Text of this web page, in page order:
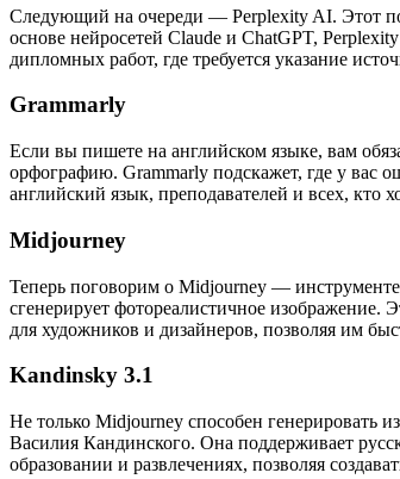
Следующий на очереди — Perplexity AI. Этот
основе нейросетей Claude и ChatGPT,
дипломных работ, где требуется указание
Grammarly
Если вы пишете на английском языке, вам
орфографию. Grammarly подскажет, где у вас
английский язык, преподавателей и всех, кто
Midjourney
Теперь поговорим о Midjourney —
сгенерирует фотореалистичное
для художников и дизайнеров, позволяя им
Kandinsky 3.1
Не только Midjourney способен генерировать
Василия Кандинского. Она поддерживает
образовании и развлечениях, позволяя